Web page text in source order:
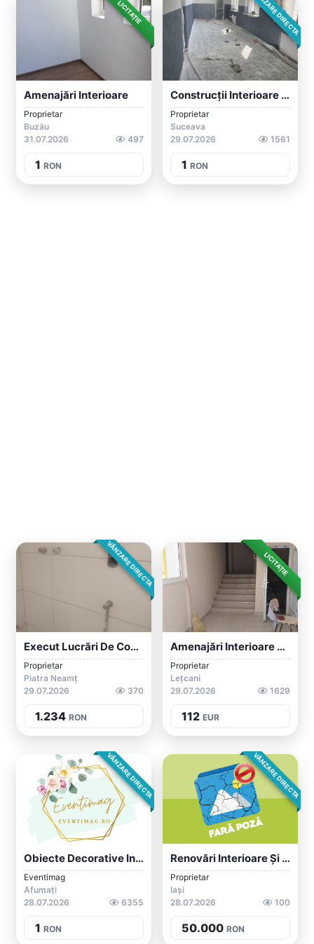
LICITAȚIE
Amenajări Interioare
Proprietar
Buzău
31.07.2026
497
1 RON
VÂNZARE DIRECTA
Construcții Interioare Exterioare
Proprietar
Suceava
29.07.2026
1561
1 RON
VÂNZARE DIRECTA
Execut Lucrări De Construcții Interioare...
Proprietar
Piatra Neamț
29.07.2026
370
1.234 RON
LICITAȚIE
Amenajări Interioare Zugrav
Proprietar
Lețcani
29.07.2026
1629
112 EUR
VÂNZARE DIRECTA
Obiecte Decorative Interioare Și Exterio...
Eventimag
Afumați
28.07.2026
6355
1 RON
VÂNZARE DIRECTA
Renovări Interioare Și Exterioare
Proprietar
Iași
28.07.2026
100
50.000 RON